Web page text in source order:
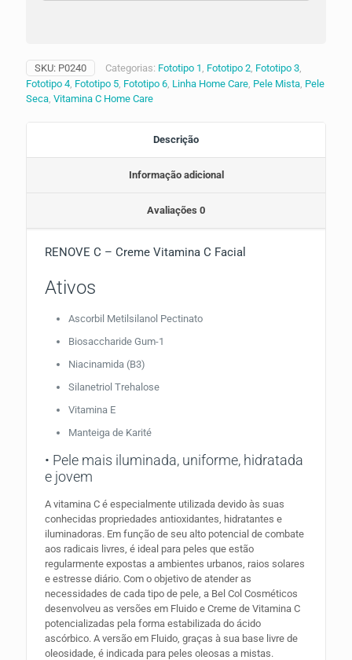
SKU: P0240 Categorias: Fototipo 1 , Fototipo 2, Fototipo 3,
Fototipo 4, Fototipo 5, Fototipo 6, Linha Home Care, Pele Mista, Pele
Seca, Vitamina C Home Care
Descrição
Informação adicional
Avaliações 0
RENOVE C – Creme Vitamina C Facial
Ativos
Ascorbil Metilsilanol Pectinato
Biosaccharide Gum-1
Niacinamida (B3)
Silanetriol Trehalose
Vitamina E
Manteiga de Karité
• Pele mais iluminada, uniforme, hidratada
e jovem
A vitamina C é especialmente utilizada devido às suas
conhecidas propriedades antioxidantes, hidratantes e
iluminadoras. Em função de seu alto potencial de combate
aos radicais livres, é ideal para peles que estão
regularmente expostas a ambientes urbanos, raios solares
e estresse diário. Com o objetivo de atender as
necessidades de cada tipo de pele, a Bel Col Cosméticos
desenvolveu as versões em Fluido e Creme de Vitamina C
potencializadas pela forma estabilizada do ácido
ascórbico. A versão em Fluido, graças à sua base livre de
oleosidade, é indicada para peles oleosas a mistas.